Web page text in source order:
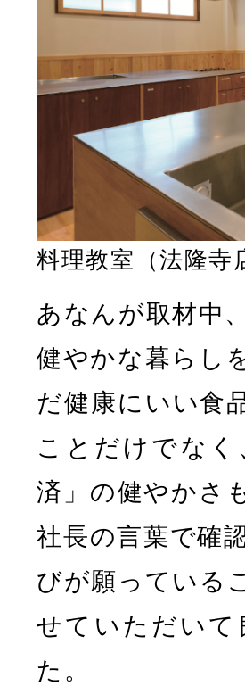
料理教室（法隆寺
あなんが取材中
健やかな暮らし
だ健康にいい食
ことだけでな
済」の健やかさ
社長の言葉で確
びが願っている
せていただいて
た。